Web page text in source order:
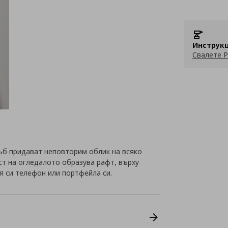
Свалете
придават неповторим облик на всяко
на огледалото образува рафт, върху
си телефон или портфейла си.